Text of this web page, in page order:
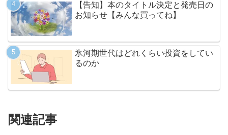
【告知】本のタイトル決定と発売日の
お知らせ【みんな買ってね】
氷河期世代はどれくらい投資をしてい
るのか
関連記事